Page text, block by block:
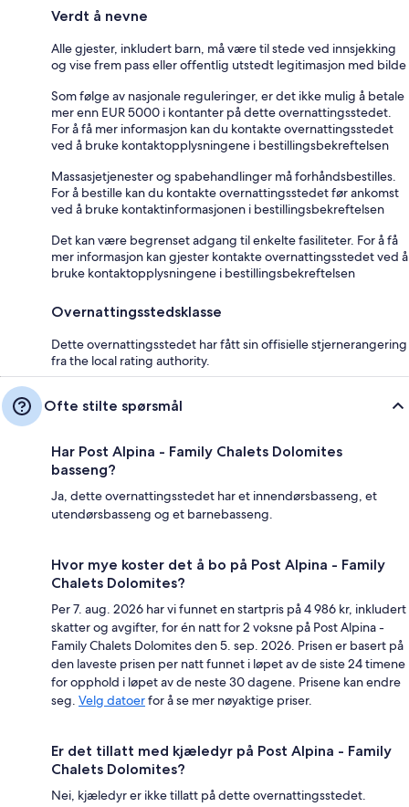
Verdt å nevne
Alle gjester, inkludert barn, må være til stede ved innsjekking
og vise frem pass eller offentlig utstedt legitimasjon med bilde
Som følge av nasjonale reguleringer, er det ikke mulig å betale
mer enn EUR 5000 i kontanter på dette overnattingsstedet.
For å få mer informasjon kan du kontakte overnattingsstedet
ved å bruke kontaktopplysningene i bestillingsbekreftelsen
Massasjetjenester og spabehandlinger må forhåndsbestilles.
For å bestille kan du kontakte overnattingsstedet før ankomst
ved å bruke kontaktinformasjonen i bestillingsbekreftelsen
Det kan være begrenset adgang til enkelte fasiliteter. For å få
mer informasjon kan gjester kontakte overnattingsstedet ved å
bruke kontaktopplysningene i bestillingsbekreftelsen
Overnattingsstedsklasse
Dette overnattingsstedet har fått sin offisielle stjernerangering
fra the local rating authority.
Ofte stilte spørsmål
Har Post Alpina - Family Chalets Dolomites
basseng?
Ja, dette overnattingsstedet har et innendørsbasseng, et
utendørsbasseng og et barnebasseng.
Hvor mye koster det å bo på Post Alpina - Family
Chalets Dolomites?
Per 7. aug. 2026 har vi funnet en startpris på 4 986 kr, inkludert
skatter og avgifter, for én natt for 2 voksne på Post Alpina -
Family Chalets Dolomites den 5. sep. 2026. Prisen er basert på
den laveste prisen per natt funnet i løpet av de siste 24 timene
for opphold i løpet av de neste 30 dagene. Prisene kan endre
seg. Velg datoerfor å se mer nøyaktige priser.
Er det tillatt med kjæledyr på Post Alpina - Family
Chalets Dolomites?
Nei, kjæledyr er ikke tillatt på dette overnattingsstedet.